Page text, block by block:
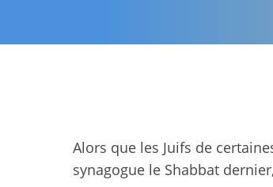
Alors que les Juifs de
synagogue le Shabbat